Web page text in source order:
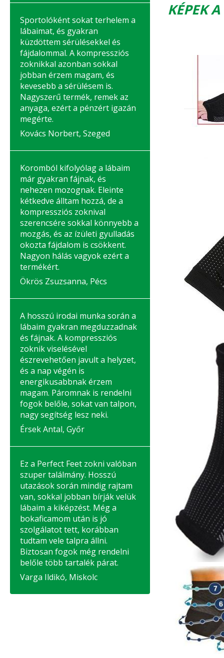
Sportolóként sokat terhelem a
lábaimat, és gyakran
küzdöttem sérülésekkel és
fájdalommal. A kompressziós
zoknikkal azonban sokkal
jobban érzem magam, és
kevesebb a sérülésem is.
Nagyszerű termék, remek az
anyaga, ezért a pénzért igazán
megérte.
Kovács Norbert, Szeged
Koromból kifolyólag a lábaim
már gyakran fájnak, és
nehezen mozognak. Eleinte
kétkedve álltam hozzá, de a
kompressziós zoknival
szerencsére sokkal könnyebb a
mozgás, és az ízületi gyulladás
okozta fájdalom is csökkent.
Nagyon hálás vagyok ezért a
termékért.
Ökrös Zsuzsanna, Pécs
A hosszú irodai munka során a
lábaim gyakran megduzzadnak
és fájnak. A kompressziós
zoknik viselésével
észrevehetően javult a helyzet,
és a nap végén is
energikusabbnak érzem
magam. Páromnak is rendelni
fogok belőle, sokat van talpon,
nagy segítség lesz neki.
Érsek Antal, Győr
Ez a Perfect Feet zokni valóban
szuper találmány. Hosszú
utazások során mindig rajtam
van, sokkal jobban bírják velük
lábaim a kiképzést. Még a
bokaficamom után is jó
szolgálatot tett, korábban
tudtam vele talpra állni.
Biztosan fogok még rendelni
belőle több tartalék párat.
Varga Ildikó, Miskolc
KÉPEK